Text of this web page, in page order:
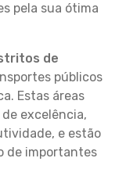
pela sua ótima
de
públicos
Estas áreas
excelência,
e estão
de importantes